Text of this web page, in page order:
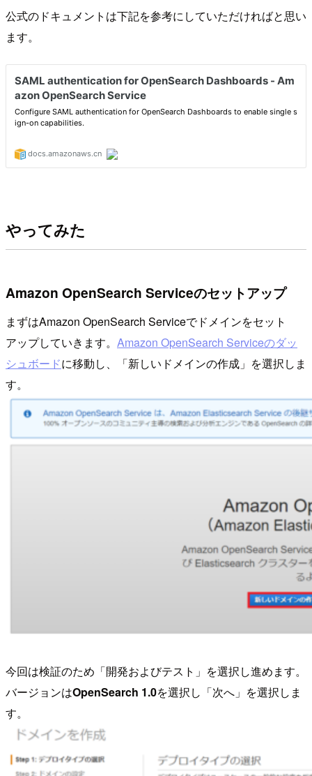
公式のドキュメントは下記を参考にしていただければと思い
ます。
やってみた
Amazon OpenSearch Serviceのセットアップ
まずはAmazon OpenSearch Serviceでドメインをセット
アップしていきます。 Amazon OpenSearch Serviceのダッ
シュボードに移動し、「新しいドメインの作成」を選択しま
す。
今回は検証のため「開発およびテスト」を選択し進めます。
バージョンはOpenSearch 1.0を選択し「次へ」を選択しま
す。